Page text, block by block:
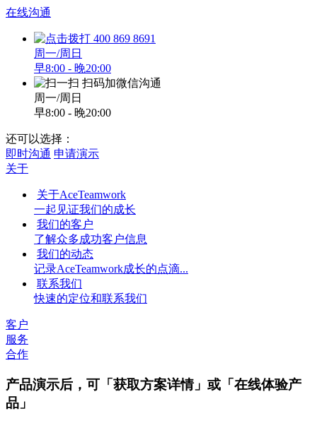
在线沟通
400 869 8691
周一/周日
早8:00 - 晚20:00
扫码加微信沟通
周一/周日
早8:00 - 晚20:00
还可以选择：
即时沟通 申请演示
关于
关于AceTeamwork
一起见证我们的成长
我们的客户
了解众多成功客户信息
我们的动态
记录AceTeamwork成长的点滴...
联系我们
快速的定位和联系我们
客户
服务
合作
产品演示后，可「获取方案详情」或「在线体验产
品」